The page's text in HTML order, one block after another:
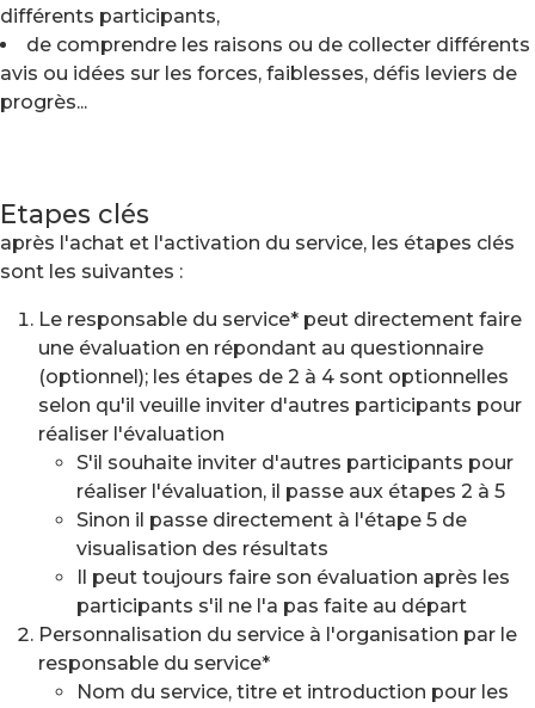
différents participants,
de comprendre les raisons ou de collecter différents
avis ou idées sur les forces, faiblesses, défis leviers de
progrès...
Etapes clés
après l'achat et l'activation du service, les étapes clés
sont les suivantes :
Le responsable du service* peut directement faire
une évaluation en répondant au questionnaire
(optionnel); les étapes de 2 à 4 sont optionnelles
selon qu'il veuille inviter d'autres participants pour
réaliser l'évaluation
S'il souhaite inviter d'autres participants pour
réaliser l'évaluation, il passe aux étapes 2 à 5
Sinon il passe directement à l'étape 5 de
visualisation des résultats
Il peut toujours faire son évaluation après les
participants s'il ne l'a pas faite au départ
Personnalisation du service à l'organisation par le
responsable du service*
Nom du service, titre et introduction pour les